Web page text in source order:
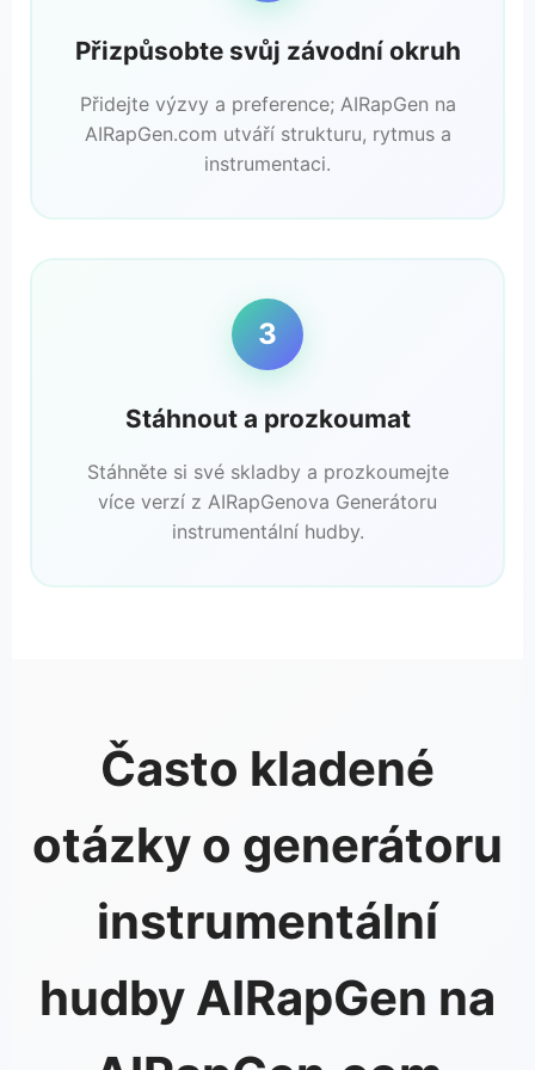
Přizpůsobte svůj závodní okruh
Přidejte výzvy a preference; AIRapGen na
AIRapGen.com utváří strukturu, rytmus a
instrumentaci.
3
Stáhnout a prozkoumat
Stáhněte si své skladby a prozkoumejte
více verzí z AIRapGenova Generátoru
instrumentální hudby.
Často kladené
otázky o generátoru
instrumentální
hudby AIRapGen na